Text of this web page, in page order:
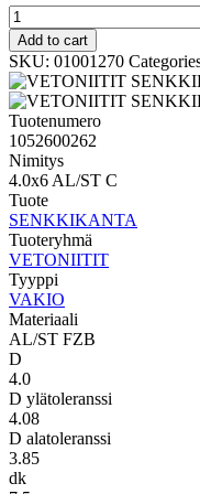
VAKIO
SENKKIKANTA
4.0x6
AL/ST
C
quantity
Add to cart
SKU: 01001270
Tuotenumero
1052600262
Nimitys
4.0x6 AL/ST C
Tuote
SENKKIKANTA
Tuoteryhmä
VETONIITIT
Tyyppi
VAKIO
Materiaali
AL/ST FZB
D
4.0
D ylätoleranssi
4.08
D alatoleranssi
3.85
dk